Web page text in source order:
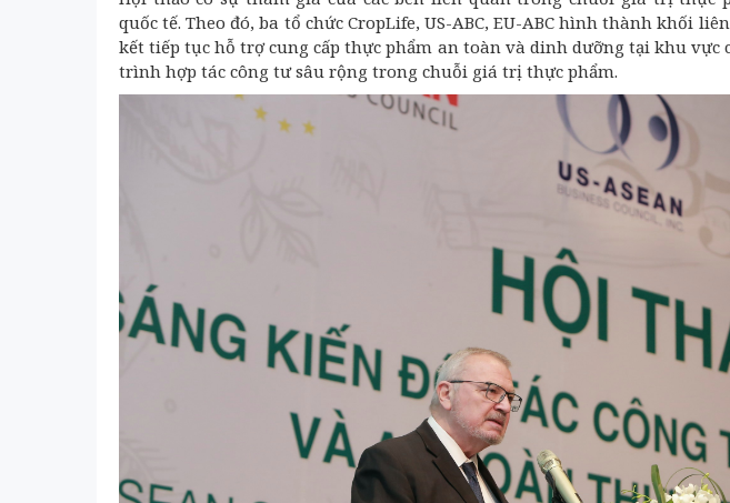
quốc tế. Theo đó, ba tổ chức CropLife, US-ABC, EU-ABC hình thành khối
kết tiếp tục hỗ trợ cung cấp thực phẩm an toàn và dinh dưỡng tại khu vực
trình hợp tác công tư sâu rộng trong chuỗi giá trị thực phẩm.